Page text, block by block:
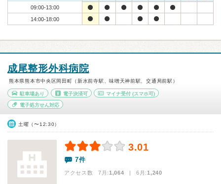
09:00-13:00
14:00-18:00
成尾整形外科病院
熊本県熊本市中央区岡田町（新水前寺駅、味噌天神前駅、交通局前駅）
駐車場あり 電子決済可 マイナ受付 (スマホ可)
電子処方せん対応
土曜（〜12:30）
3.01
7件
アクセス数 7月:1,064 | 6月:1,240